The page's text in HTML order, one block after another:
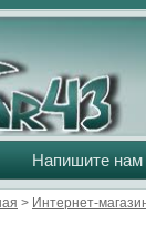
Напишите нам
> Интернет-